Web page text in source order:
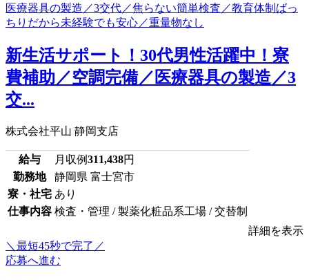
新生活サポート！30代男性活躍中！寮
費補助／空調完備／医療器具の製造／3
交...
株式会社平山 静岡支店
給与 月収例311,438円
勤務地
静岡県 富士宮市
寮・社宅 あり
仕事内容 検査・管理 / 製薬化粧品系工場 / 交替制
詳細を表示
＼最短45秒で完了／
応募へ進む